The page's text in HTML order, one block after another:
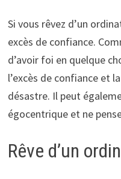
Si vous rêvez d’un
excès de confiance.
d’avoir foi en quelque
l’excès de confiance et
désastre. Il peut
égocentrique et ne
Rêve d’un